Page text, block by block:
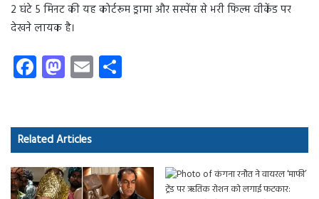
2 घंटे 5 मिनट की यह कोर्टरूम ड्रामा और सस्पेंस से भरी फिल्म वीकेंड पर
देखने लायक है।
Fa
ce
o
ok
M
as
d
o
n
E
m
Related Articles